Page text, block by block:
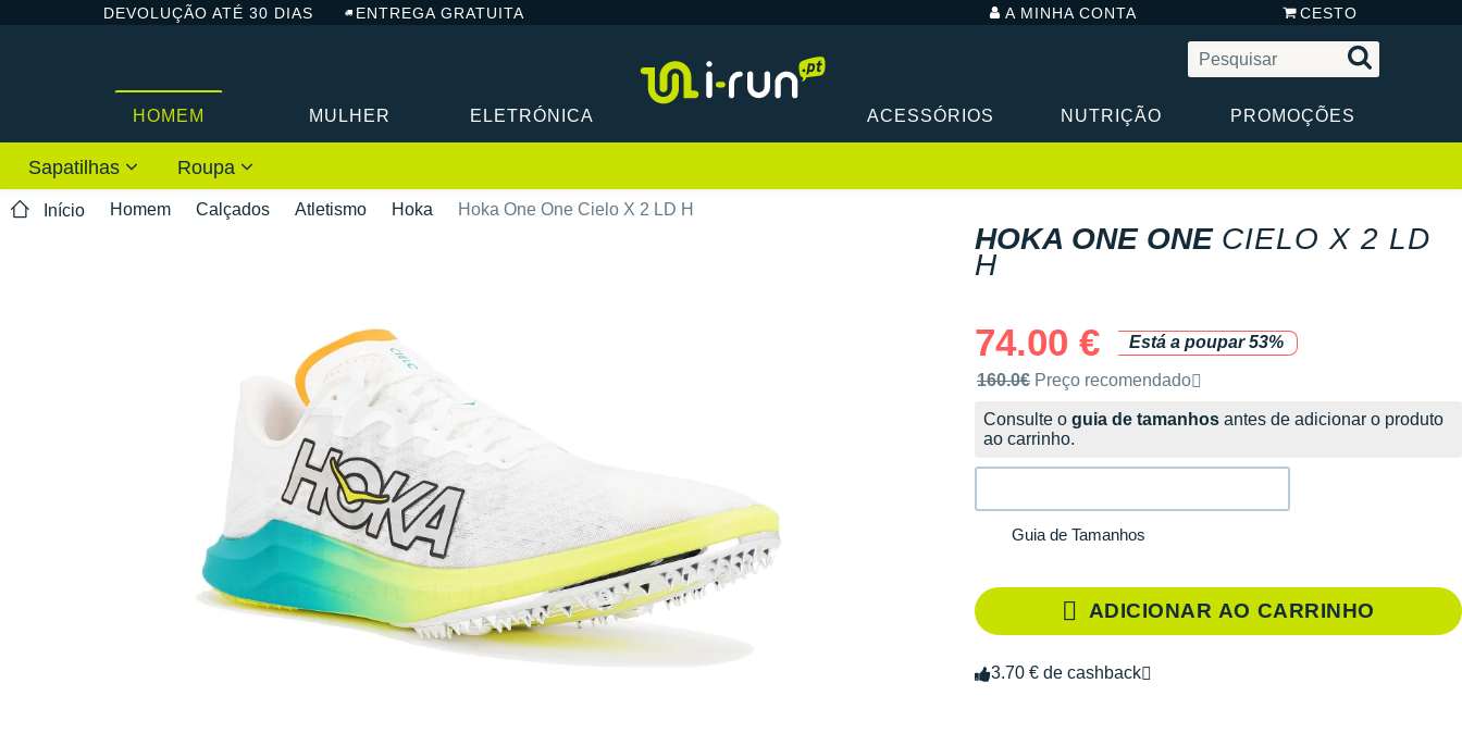
DEVOLUÇÃO ATÉ 30 DIAS ENTREGA GRATUITA A MINHA CONTA CESTO
HOMEM MULHER ELETRÓNICA ACESSÓRIOS NUTRIÇÃO PROMOÇÕES
Sapatilhas Roupa
Início Homem Calçados Atletismo Hoka Hoka One One Cielo X 2 LD H
HOKA ONE ONE CIELO X 2 LD
H
74.00 €
Está a poupar 53%
Preço de venda recomendado pela marca
160.0€ Preço recomendado
Consulte o guia de tamanhos antes de adicionar o produto
ao carrinho.
Guia de Tamanhos
ADICIONAR AO CARRINHO
3.70 € de cashback